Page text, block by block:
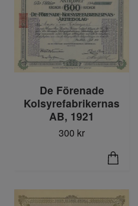
De Förenade
Kolsyrefabrikernas
AB, 1921
300 kr